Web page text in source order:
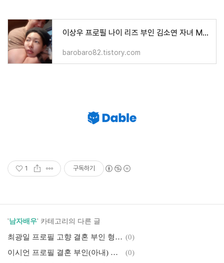
이상우 프로필 나이 리즈 부인 김소연 자녀 MBTI 근황
barobaro82.tistory.com
1 구독하기
'남자배우' 카테고리의 다른 글
최광일 프로필 고향 결혼 부인 형 최민식 작품활동 (0)
이시언 프로필 결혼 부인(아내) 서지승 자녀 mbti
(0)